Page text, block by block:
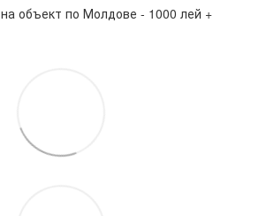
объект по Молдове - 1000 лей +